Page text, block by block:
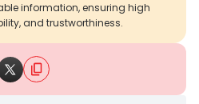
information, ensuring high
and trustworthiness.